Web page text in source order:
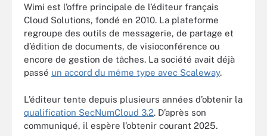
Wimi est l’offre principale de l’éditeur français
Cloud Solutions, fondé en 2010. La plateforme
regroupe des outils de messagerie, de partage et
d’édition de documents, de visioconférence ou
encore de gestion de tâches. La société avait déjà
passé un accord du même type avec Scaleway.
L’éditeur tente depuis plusieurs années d’obtenir la
qualification SecNumCloud 3.2. D’après son
communiqué, il espère l’obtenir courant 2025.